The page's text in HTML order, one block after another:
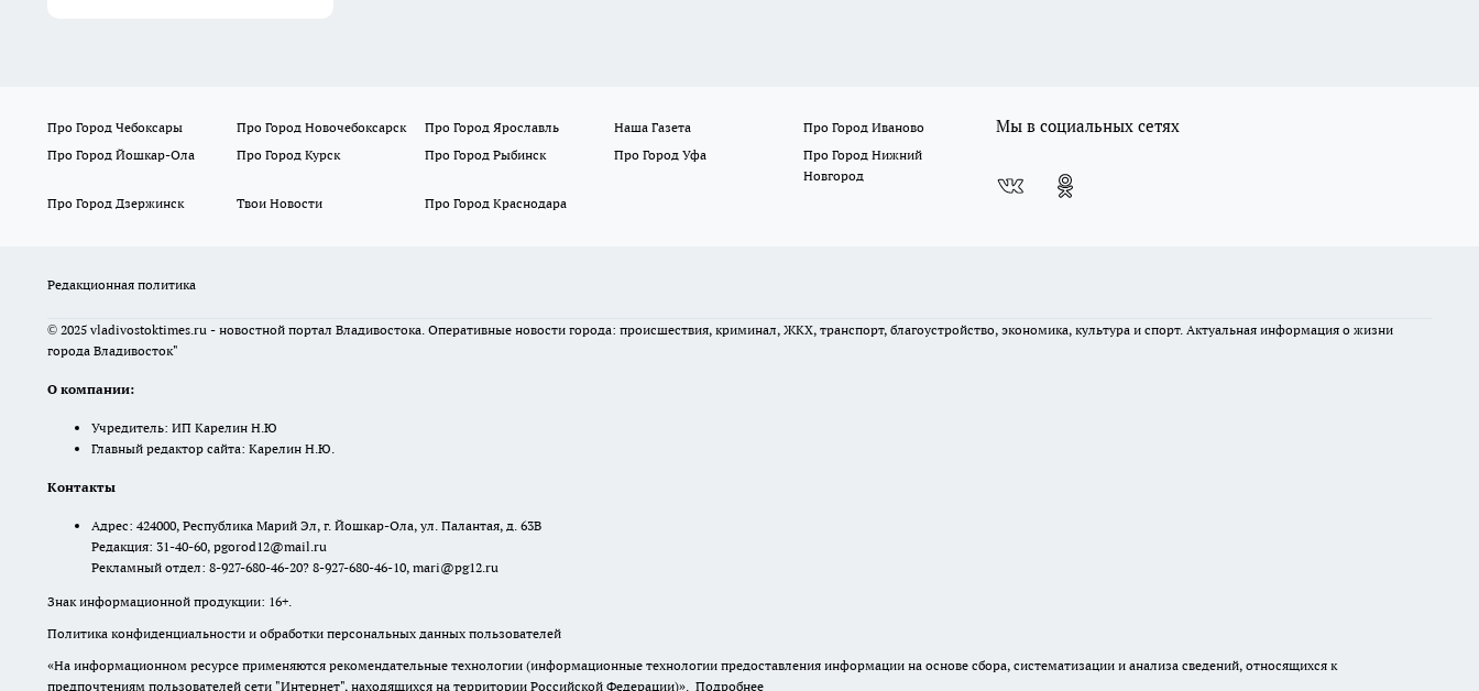
Про Город Чебоксары Про Город Новочебоксарск Про Город Ярославль Наша Газета
Про Город Иваново
Про Город Йошкар-Ола
Про Город Курск Про Город Рыбинск Про Город Уфа
Про Город Нижний
Новгород
Про Город Дзержинск
Твои Новости Про Город Краснодара
Мы в социальных сетях
Редакционная политика
© 2025 vladivostoktimes.ru - новостной портал Владивостока. Оперативные новости города: происшествия, криминал, ЖКХ, транспорт, благоустройство, экономика, культура и спорт. Актуальная информация о жизни
города Владивосток"
О компании:
Учредитель: ИП Карелин Н.Ю
Главный редактор сайта: Карелин Н.Ю.
Контакты
Адрес: 424000, Республика Марий Эл, г. Йошкар-Ола, ул. Палантая, д. 63В
Редакция: 31-40-60, pgorod12@mail.ru
Рекламный отдел: 8-927-680-46-20? 8-927-680-46-10, mari@pg12.ru
Знак информационной продукции: 16+.
Политика конфиденциальности и обработки персональных данных пользователей
«На информационном ресурсе применяются рекомендательные технологии (информационные технологии предоставления информации на основе сбора, систематизации и анализа сведений, относящихся к
предпочтениям пользователей сети "Интернет", находящихся на территории Российской Федерации)». Подробнее